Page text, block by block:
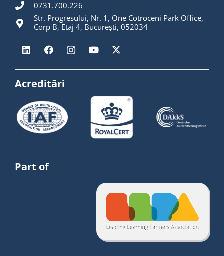
0731.700.226
Str. Progresului, Nr. 1, One Cotroceni Park Office,
Corp B, Etaj 4, București, 052034
Acreditări
Part of